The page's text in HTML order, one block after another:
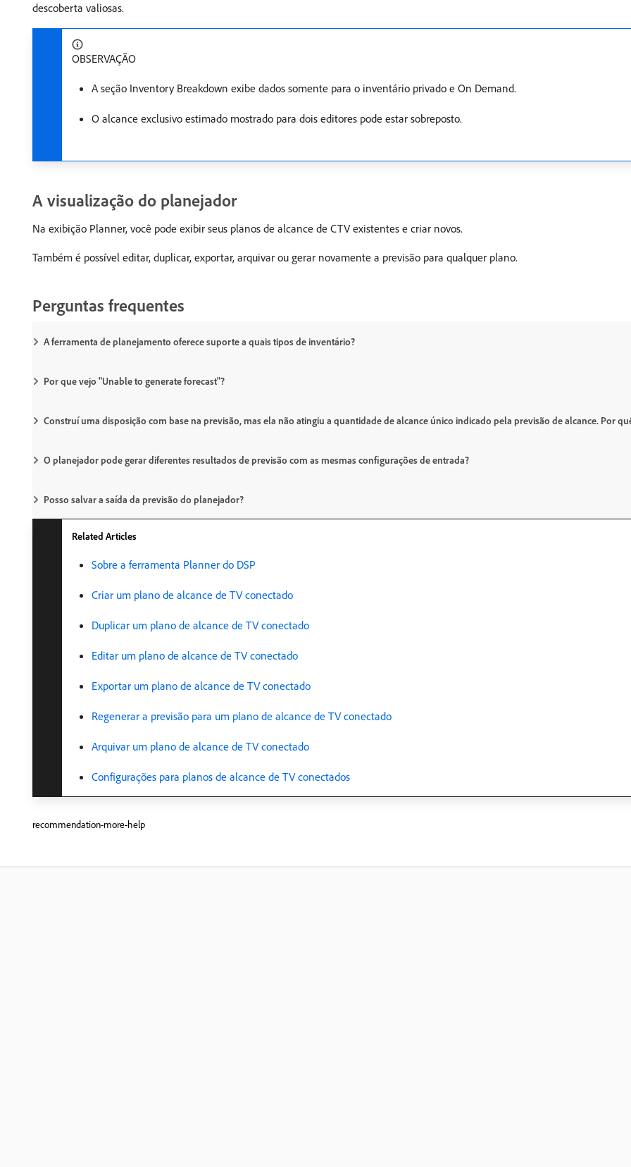
descoberta valiosas.
OBSERVAÇÃO
A seção Inventory Breakdown exibe dados somente para o inventário privado e On Demand.
O alcance exclusivo estimado mostrado para dois editores pode estar sobreposto.
A visualização do planejador
Na exibição Planner, você pode exibir seus planos de alcance de CTV existentes e criar novos.
Também é possível editar, duplicar, exportar, arquivar ou gerar novamente a previsão para qualquer plano.
Perguntas frequentes
A ferramenta de planejamento oferece suporte a quais tipos de inventário?
Por que vejo "Unable to generate forecast"?
Construí uma disposição com base na previsão, mas ela não atingiu a quantidade de alcance único indicado pela previsão de alcance. Por
O planejador pode gerar diferentes resultados de previsão com as mesmas configurações de entrada?
Posso salvar a saída da previsão do planejador?
Related Articles
Sobre a ferramenta Planner do DSP
Criar um plano de alcance de TV conectado
Duplicar um plano de alcance de TV conectado
Editar um plano de alcance de TV conectado
Exportar um plano de alcance de TV conectado
Regenerar a previsão para um plano de alcance de TV conectado
Arquivar um plano de alcance de TV conectado
Configurações para planos de alcance de TV conectados
recommendation-more-help